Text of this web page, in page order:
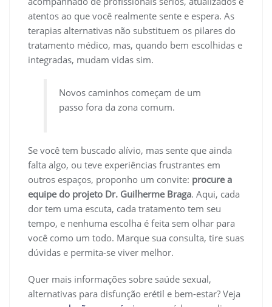
atentos ao que você realmente sente e espera. As
terapias alternativas não substituem os pilares do
tratamento médico, mas, quando bem escolhidas e
integradas, mudam vidas sim.
Novos caminhos começam de um
passo fora da zona comum.
Se você tem buscado alívio, mas sente que ainda
falta algo, ou teve experiências frustrantes em
outros espaços, proponho um convite: procure a
equipe do projeto Dr. Guilherme Braga. Aqui, cada
dor tem uma escuta, cada tratamento tem seu
tempo, e nenhuma escolha é feita sem olhar para
você como um todo. Marque sua consulta, tire suas
dúvidas e permita-se viver melhor.
Quer mais informações sobre saúde sexual,
alternativas para disfunção erétil e bem-estar? Veja